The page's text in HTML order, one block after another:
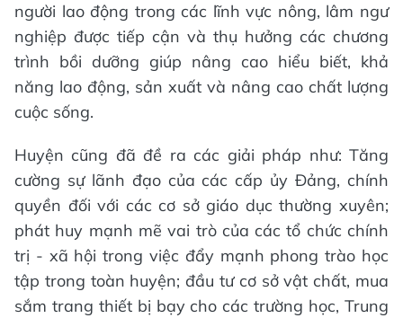
người lao động trong các lĩnh vực nông, lâm ngư
nghiệp được tiếp cận và thụ hưởng các chương
trình bồi dưỡng giúp nâng cao hiểu biết, khả
năng lao động, sản xuất và nâng cao chất lượng
cuộc sống.
Huyện cũng đã đề ra các giải pháp như: Tăng
cường sự lãnh đạo của các cấp ủy Đảng, chính
quyền đối với các cơ sở giáo dục thường xuyên;
phát huy mạnh mẽ vai trò của các tổ chức chính
trị - xã hội trong việc đẩy mạnh phong trào học
tập trong toàn huyện; đầu tư cơ sở vật chất, mua
sắm trang thiết bị bạy cho các trường học, Trung